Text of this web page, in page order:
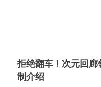
拒绝翻车！次元回
制介绍